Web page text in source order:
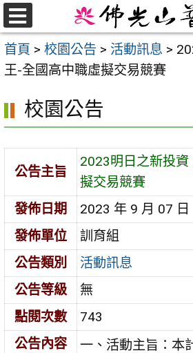
跳
至
主
要
首頁 > 校園公告 > 活動訊息 >
王-全國高中職虛擬交易競賽
校園公告
公告主旨
2023明日之新投
擬交易競賽
發佈日期
2023 年 9 月 07 日
發佈單位
訓育組
公告類別
活動訊息
公告等級
無
點閱次數
743
公告內容
一、活動主旨：本
選
單